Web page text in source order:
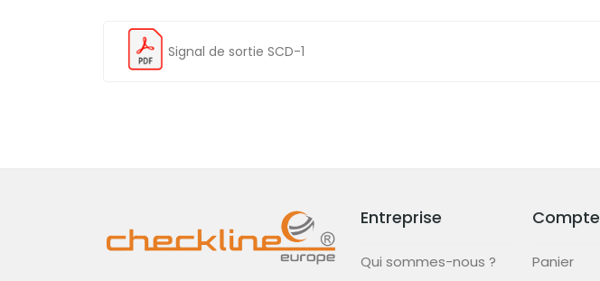
Signal de sortie SCD-1
Entreprise
Qui sommes-nous ?
Compte
Panier